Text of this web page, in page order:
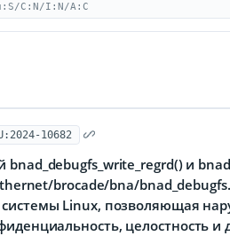
C:N/I:N/A:C
10682
и
brocade/bna/
Linux, позволяющая
целостность и